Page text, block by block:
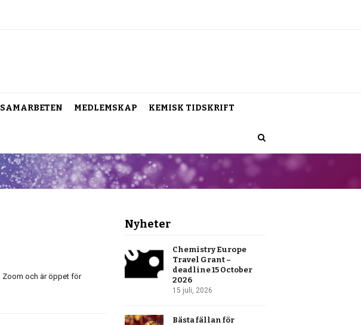
SAMARBETEN MEDLEMSKAP KEMISK TIDSKRIFT
Zoom och är öppet för
Nyheter
Chemistry Europe
Travel Grant –
deadline 15 October
2026
15 juli, 2026
Bästa fällan för